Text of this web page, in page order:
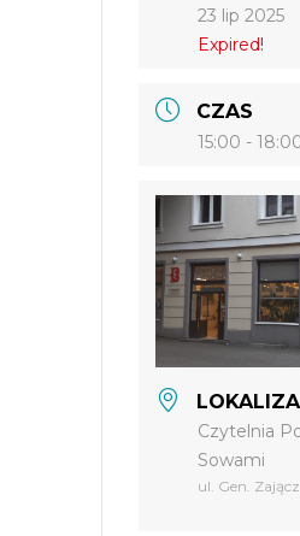
23 lip 2025
Expired!
CZAS
15:00 -
Czytelnia
Sowami
ul. Gen.